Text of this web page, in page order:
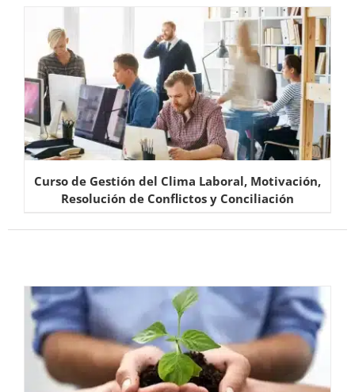
Curso de Gestión del Clima Laboral, Motivación,
Resolución de Conflictos y Conciliación